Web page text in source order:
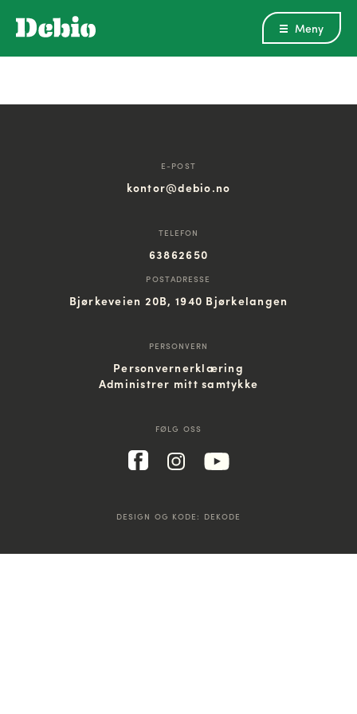
E-POST
kontor@debio.no
TELEFON
63862650
POSTADRESSE
Bjørkeveien 20B, 1940 Bjørkelangen
PERSONVERN
Personvernerklæring
Administrer mitt samtykke
FØLG OSS
DESIGN OG KODE: DEKODE
Meny